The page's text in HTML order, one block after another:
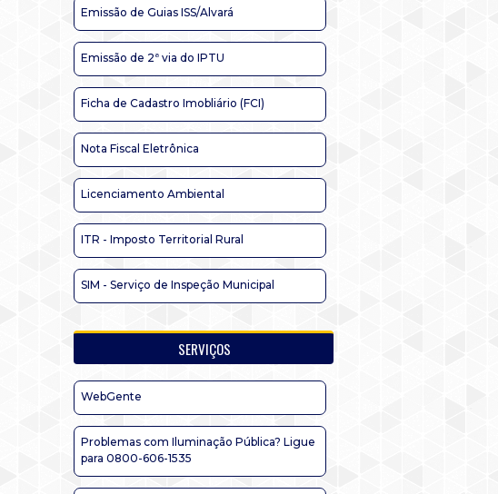
Emissão de Guias ISS/Alvará
Emissão de 2ª via do IPTU
Ficha de Cadastro Imobliário (FCI)
Nota Fiscal Eletrônica
Licenciamento Ambiental
ITR - Imposto Territorial Rural
SIM - Serviço de Inspeção Municipal
SERVIÇOS
WebGente
Problemas com Iluminação Pública? Ligue
para 0800-606-1535